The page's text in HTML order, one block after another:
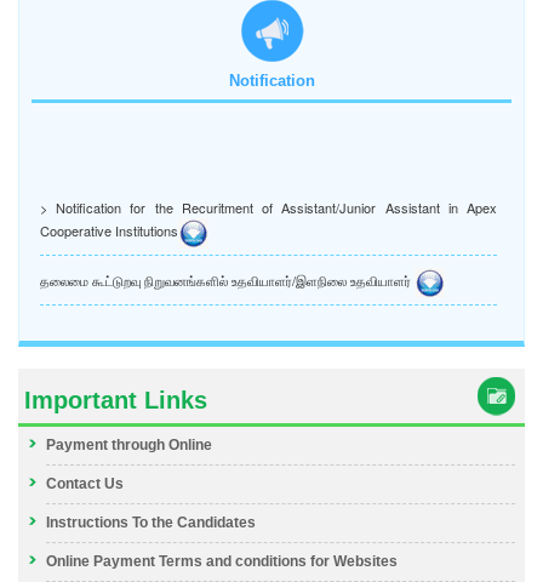
Notification
> Notification for the Recuritment of Assistant/Junior Assistant in Apex
Cooperative Institutions
தலைமை கூட்டுறவு நிறுவனங்களில் உதவியாளர்/இளநிலை உதவியாளர்
Important Links
Payment through Online
Contact Us
Instructions To the Candidates
Online Payment Terms and conditions for Websites